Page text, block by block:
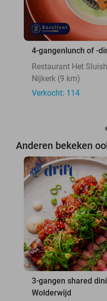
4-gangenlunch of -
Restaurant Het
Nijkerk (9 km)
Verkocht: 114
Anderen bekeken
3-gangen shared
Wolderwijd